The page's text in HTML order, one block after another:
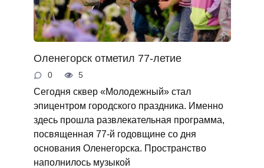
Оленегорск отметил 77-летие
0 5
Сегодня сквер «Молодежный» стал
эпицентром городского праздника. Именно
здесь прошла развлекательная программа,
посвященная 77-й годовщине со дня
основания Оленегорска. Пространство
наполнилось музыкой